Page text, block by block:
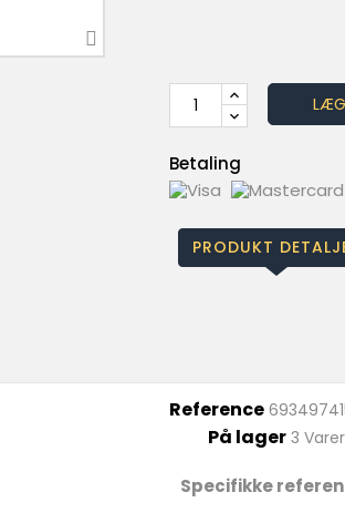
Betaling
PRODUKT
Reference
På lager 3 Varer
Specifikke